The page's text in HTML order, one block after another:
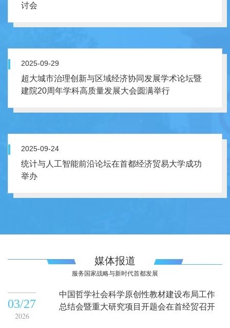
讨会
2025-09-29
超大城市治理创新与区域经济协同发展学术论坛暨
建院20周年学科高质量发展大会圆满举行
2025-09-24
统计与人工智能前沿论坛在首都经济贸易大学成功
举办
媒体报道
服务国家战略与新时代首都发展
03/27
2026
中国哲学社会科学原创性教材建设布局工作
总结会暨重大研究项目开题会在首经贸召开